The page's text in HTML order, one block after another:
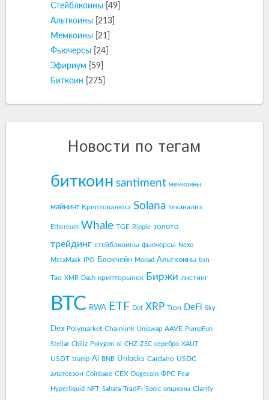
Стейблкоины [49]
Альткоины
[213]
Мемкоины
[21]
Фьючерсы
[24]
Эфириум
[59]
Биткоин
[275]
Новости по тегам
биткоин santiment мемкоины
майнинг Криптовалюта Solana теханализ
Ethereum Whale TGE Ripple золото
трейдинг стейблкоины фьючерсы Nexo
MetaMask IPO Блокчейн Monad Альткоины ton
Tao XMR Dash крипторынок Биржи листинг
BTC RWA ETF Dot XRP Tron DeFi Sky
Dex Polymarket Chainlink Uniswap AAVE PumpFun
Stellar Chiliz Polygon oi CHZ ZEC серебро XAUT
USDT trump Ai BNB Unlocks Cardano USDC
альтсезон Coinbase CEX Dogecoin ФРС Fear
Hyperliquid NFT Sahara TradFi Sonic опционы Clarity